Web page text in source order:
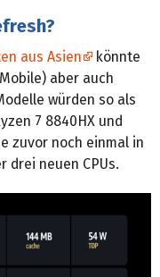
aus Asien
könnte
aber auch
würden so als
7 8840HX und
zuvor noch einmal in
drei neuen CPUs.